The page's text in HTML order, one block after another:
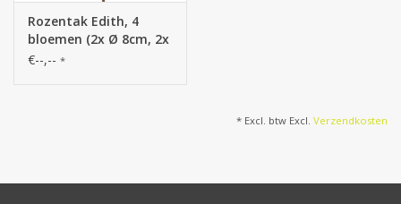
Rozentak Edith, 4
bloemen (2x Ø 8cm, 2x
Ø 5cm) & 3 knop, 26
€--,-- *
* Excl. btw Excl. Verzendkosten